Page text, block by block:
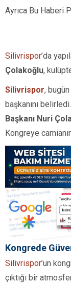
Ayrıca Bu Haberi
Silivrispor’da
Çolakoğlu,
Silivrispor,
başkanını
Başkanı Nuri
Kongreye
Kongrede
Silivrispor’un
çıktığı bir